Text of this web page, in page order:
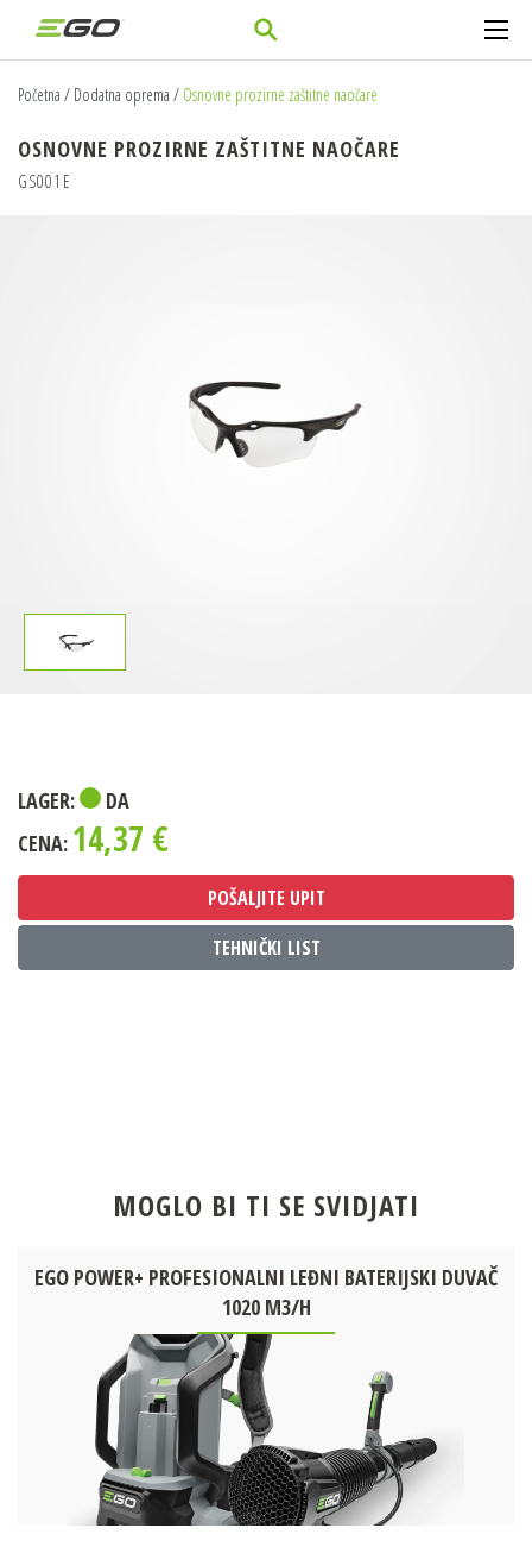
Početna / Dodatna oprema / Osnovne prozirne zaštitne naočare
OSNOVNE PROZIRNE ZAŠTITNE NAOČARE
GS001E
LAGER:
DA
CENA: 14,37 €
POŠALJITE UPIT
TEHNIČKI LIST
MOGLO BI TI SE SVIDJATI
EGO POWER+ PROFESIONALNI LEĐNI BATERIJSKI DUVAČ
1020 M3/H